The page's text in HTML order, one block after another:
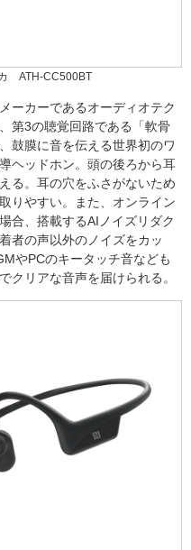
ATH-CC500BT
ーカーであるオーディオテク
第3の聴覚回路である「軟骨
鼓膜に音を伝える世界初のワ
ヘッドホン。頭の後ろから耳
る。耳の穴をふさがないため
りやすい。また、オンライン
合、搭載するAIノイズリダク
者の声以外のノイズをカッ
やPCのキータッチ音なども
クリアな音声を届けられる。